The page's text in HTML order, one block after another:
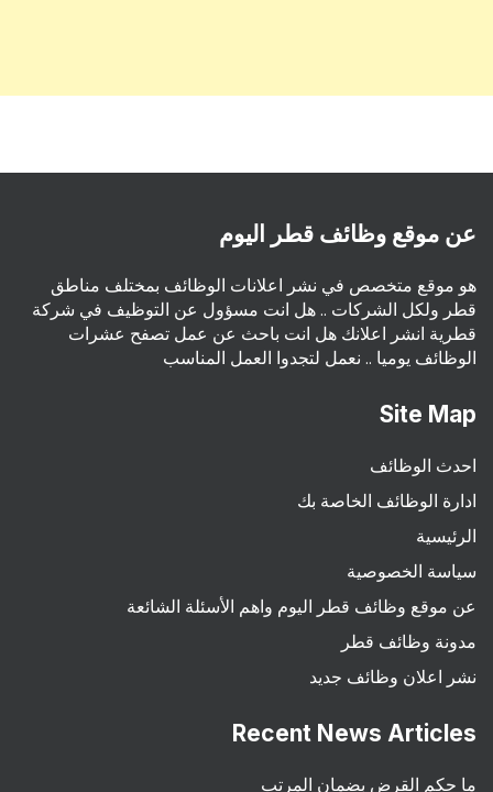
عن موقع وظائف قطر اليوم
هو موقع متخصص في نشر اعلانات الوظائف بمختلف مناطق
قطر ولكل الشركات .. هل انت مسؤول عن التوظيف في شركة
قطرية انشر اعلانك هل انت باحث عن عمل تصفح عشرات
الوظائف يوميا .. نعمل لتجدوا العمل المناسب
Site Map
احدث الوظائف
ادارة الوظائف الخاصة بك
الرئيسية
سياسة الخصوصية
عن موقع وظائف قطر اليوم واهم الأسئلة الشائعة
مدونة وظائف قطر
نشر اعلان وظائف جديد
Recent News Articles
ما حكم القرض بضمان المرتب